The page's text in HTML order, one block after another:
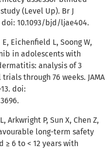
(Level Up). Br J
doi: 10.1093/bjd/ljae404.
Eichenfield L, Soong W,
in adolescents with
analysis of 3
through 76 weeks. JAMA
doi:
Arkwright P, Sun X, Chen Z,
long-term safety
6 to < 12 years with